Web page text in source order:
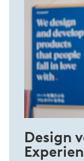
Design